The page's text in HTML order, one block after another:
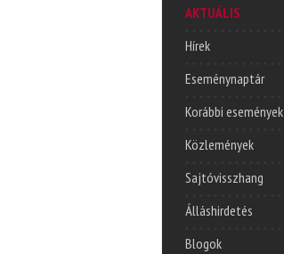
AKTUÁLIS
Hírek
Eseménynaptár
Korábbi események
Közlemények
Sajtóvisszhang
Álláshirdetés
Blogok